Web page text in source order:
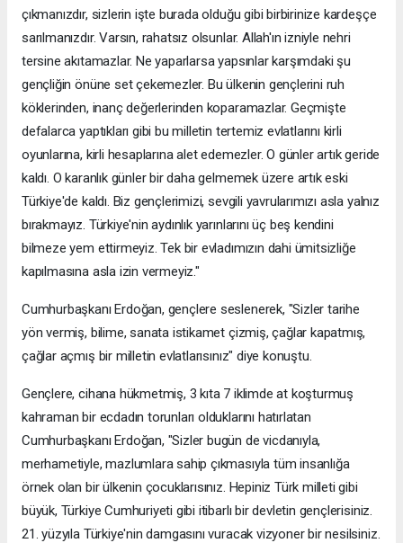
çıkmanızdır, sizlerin işte burada olduğu gibi birbirinize kardeşçe
sarılmanızdır. Varsın, rahatsız olsunlar. Allah'ın izniyle nehri
tersine akıtamazlar. Ne yaparlarsa yapsınlar karşımdaki şu
gençliğin önüne set çekemezler. Bu ülkenin gençlerini ruh
köklerinden, inanç değerlerinden koparamazlar. Geçmişte
defalarca yaptıkları gibi bu milletin tertemiz evlatlarını kirli
oyunlarına, kirli hesaplarına alet edemezler. O günler artık geride
kaldı. O karanlık günler bir daha gelmemek üzere artık eski
Türkiye'de kaldı. Biz gençlerimizi, sevgili yavrularımızı asla yalnız
bırakmayız. Türkiye'nin aydınlık yarınlarını üç beş kendini
bilmeze yem ettirmeyiz. Tek bir evladımızın dahi ümitsizliğe
kapılmasına asla izin vermeyiz."
Cumhurbaşkanı Erdoğan, gençlere seslenerek, "Sizler tarihe
yön vermiş, bilime, sanata istikamet çizmiş, çağlar kapatmış,
çağlar açmış bir milletin evlatlarısınız" diye konuştu.
Gençlere, cihana hükmetmiş, 3 kıta 7 iklimde at koşturmuş
kahraman bir ecdadın torunları olduklarını hatırlatan
Cumhurbaşkanı Erdoğan, "Sizler bugün de vicdanıyla,
merhametiyle, mazlumlara sahip çıkmasıyla tüm insanlığa
örnek olan bir ülkenin çocuklarısınız. Hepiniz Türk milleti gibi
büyük, Türkiye Cumhuriyeti gibi itibarlı bir devletin gençlerisiniz.
21. yüzyıla Türkiye'nin damgasını vuracak vizyoner bir nesilsiniz.